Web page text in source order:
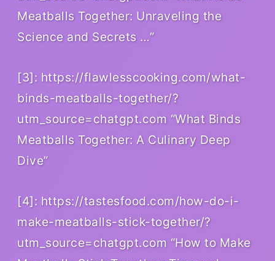
Meatballs Together: Unraveling the
Science and Secrets …”
[3]: https://flawlesscooking.com/what-
binds-meatballs-together/?
utm_source=chatgpt.com “What Binds
Meatballs Together: A Culinary Deep
Dive”
[4]: https://tastesfood.com/how-do-i-
make-meatballs-stick-together/?
utm_source=chatgpt.com “How to Make